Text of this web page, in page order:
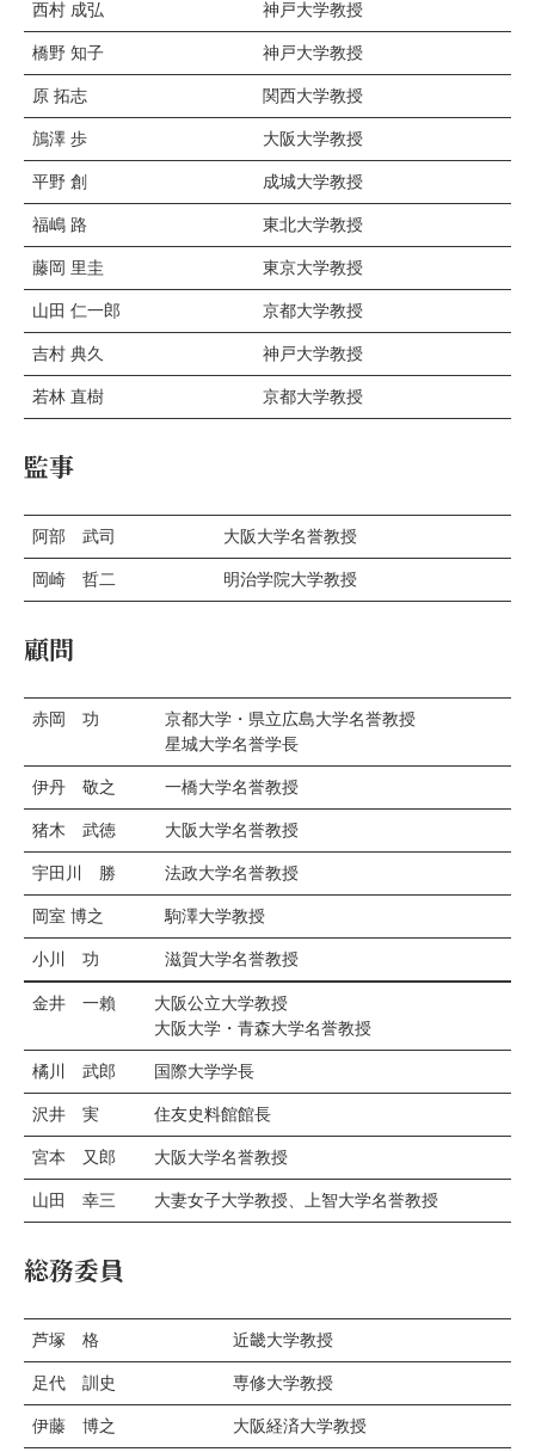
西村 成弘 神戸大学教授
橋野 知子 神戸大学教授
原 拓志 関西大学教授
鴋澤 歩 大阪大学教授
平野 創 成城大学教授
福嶋 路 東北大学教授
藤岡 里圭 東京大学教授
山田 仁一郎 京都大学教授
吉村 典久 神戸大学教授
若林 直樹 京都大学教授
監事
阿部 武司 大阪大学名誉教授
岡崎 哲二 明治学院大学教授
顧問
赤岡 功
京都大学・県立広島大学名誉教授
星城大学名誉学長
伊丹 敬之 一橋大学名誉教授
猪木 武徳 大阪大学名誉教授
宇田川 勝 法政大学名誉教授
岡室 博之 駒澤大学教授
小川 功 滋賀大学名誉教授
金井 一賴
大阪公立大学教授
大阪大学・青森大学名誉教授
橘川 武郎 国際大学学長
沢井 実 住友史料館館長
宮本 又郎 大阪大学名誉教授
山田 幸三 大妻女子大学教授、上智大学名誉教授
総務委員
芦塚 格 近畿大学教授
足代 訓史 専修大学教授
伊藤 博之 大阪経済大学教授